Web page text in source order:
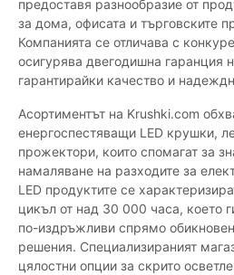
предоставя разнообразие от
за дома, офисата и търговските
Компанията се отличава с
осигурява двегодишна гаранция
гарантирайки качество и
Асортиментът на Krushki.com
енергоспестяващи LED крушки,
прожектори, които спомагат за
намаляване на разходите за
LED продуктите се
цикъл от над 30 000 часа, което
по-издръжливи спрямо
решения. Специализираният
цялостни опции за скрито